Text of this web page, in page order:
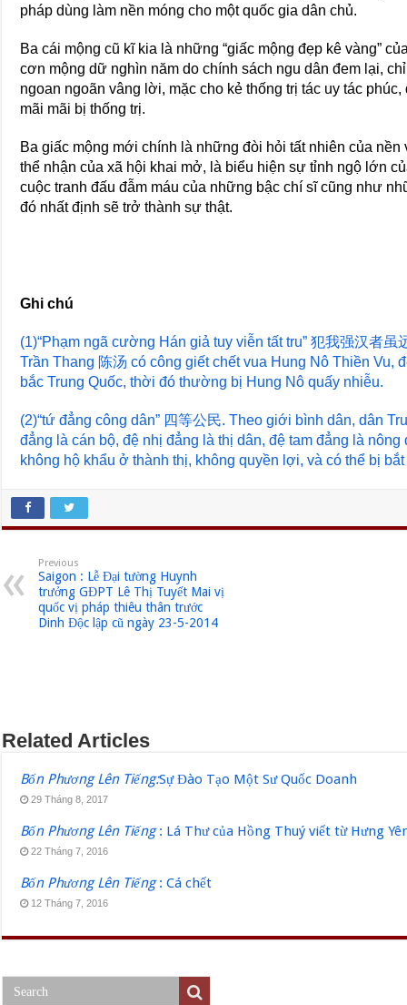
pháp dùng làm nền móng cho một quốc gia dân chủ.
Ba cái mộng cũ kĩ kia là những “giấc mộng đẹp kê vàng”
cơn mộng dữ nghìn năm do chính sách ngu dân đem lại,
ngoan ngoãn vâng lời, mặc cho kẻ thống trị tác uy tác
mãi mãi bị thống trị.
Ba giấc mộng mới chính là những đòi hỏi tất nhiên của
thể nhận của xã hội khai mở, là biểu hiện sự tỉnh ngộ lớn
cuộc tranh đấu đẫm máu của những bậc chí sĩ cũng như
đó nhất định sẽ trở thành sự thật.
Ghi chú
(1)“Phạm ngã cường Hán giả tuy viễn tất tru” 犯我强汉者
Trần Thang 陈汤 có công giết chết vua Hung Nô Thiền Vu,
bắc Trung Quốc, thời đó thường bị Hung Nô quấy nhiễu.
(2)“tứ đẳng công dân” 四等公民. Theo giới bình dân, dân
đẳng là cán bộ, đệ nhị đẳng là thị dân, đệ tam đẳng là
không hộ khẩu ở thành thị, không quyền lợi, và có thể bị
Previous
Saigon : Lễ Đại tường Huynh
trưởng GĐPT Lê Thị Tuyết Mai vị
quốc vị pháp thiêu thân trước
Dinh Độc lập cũ ngày 23-5-2014
Related Articles
Bốn Phương Lên Tiếng:Sự Đào Tạo Một Sư Quốc Doanh
29 Tháng 8, 2017
Bốn Phương Lên Tiếng: Lá Thư của Hồng Thuý viết từ Hưng
22 Tháng 7, 2016
Bốn Phương Lên Tiếng: Cá chết
12 Tháng 7, 2016